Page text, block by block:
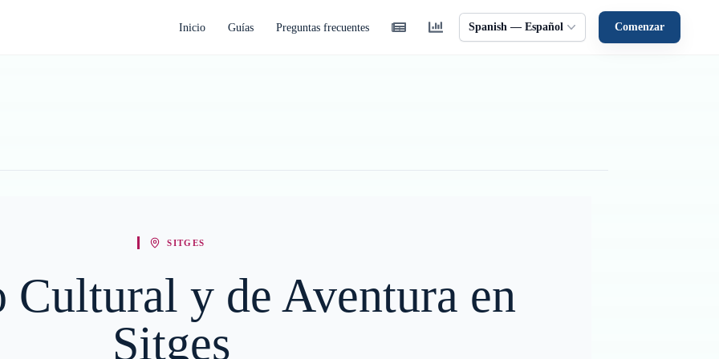
Inicio Guías Preguntas frecuentes Spanish — Español Comenzar
SITGES
y de Aventura en
Sitges